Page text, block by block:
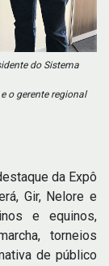
do Sistema
o gerente regional
da Expô
Gir, Nelore e
e equinos,
torneios
de público